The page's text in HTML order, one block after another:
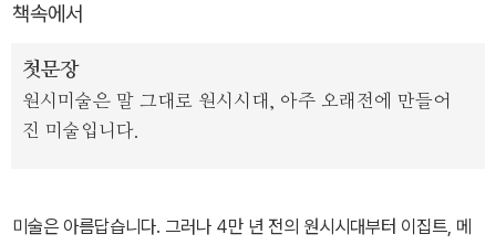
와 이론을 담았다.
인기 대중 강연자이기도 한 저자의 강의를 따라가다 보면 이 모든 방
대한 지식이 자연스레 이해된다. 독자들은 어느 순간 친절하고 박식
한 가이드와 함께 미술의 세계를 여행하는 기분을 느끼게 될 것이다.
책속에서
첫문장
원시미술은 말 그대로 원시시대, 아주 오래전에 만들어
진 미술입니다.
미술은 아름답습니다. 그러나 4만 년 전의 원시시대부터 이집트, 메